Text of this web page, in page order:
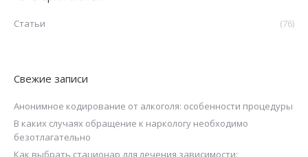
Статьи (76)
Свежие записи
Анонимное кодирование от алкоголя: особенности процедуры
В каких случаях обращение к наркологу необходимо
безотлагательно
Как выбрать стационар для лечения зависимости: